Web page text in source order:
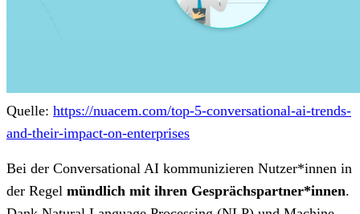
Quelle: https://nuacem.com/top-5-conversational-ai-trends-
and-their-impact-on-enterprises
Bei der Conversational AI kommunizieren Nutzer*innen in
der Regel mündlich mit ihren Gesprächspartner*innen.